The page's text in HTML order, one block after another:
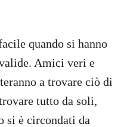
quando si hanno
Amici veri e
a trovare ciò di
tutto da soli,
si è circondati da